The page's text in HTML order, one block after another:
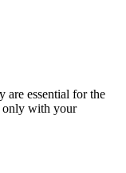
are essential for the
only with your